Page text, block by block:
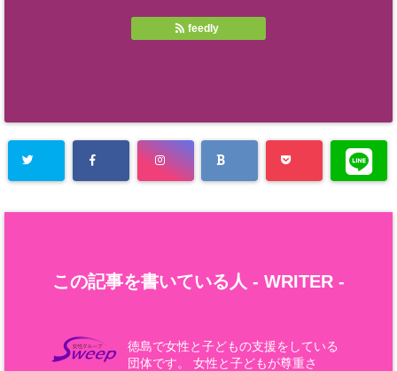
feedly
この記事を書いている人 - WRITER -
徳島で女性と子どもの支援をしている
団体です。 女性と子どもが尊重さ